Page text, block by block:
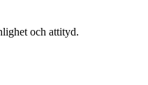
och attityd.